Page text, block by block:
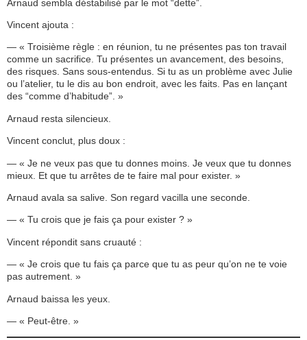
Arnaud sembla déstabilisé par le mot “dette”.
Vincent ajouta :
— « Troisième règle : en réunion, tu ne présentes pas ton travail
comme un sacrifice. Tu présentes un avancement, des besoins,
des risques. Sans sous-entendus. Si tu as un problème avec Julie
ou l’atelier, tu le dis au bon endroit, avec les faits. Pas en lançant
des “comme d’habitude”. »
Arnaud resta silencieux.
Vincent conclut, plus doux :
— « Je ne veux pas que tu donnes moins. Je veux que tu donnes
mieux. Et que tu arrêtes de te faire mal pour exister. »
Arnaud avala sa salive. Son regard vacilla une seconde.
— « Tu crois que je fais ça pour exister ? »
Vincent répondit sans cruauté :
— « Je crois que tu fais ça parce que tu as peur qu’on ne te voie
pas autrement. »
Arnaud baissa les yeux.
— « Peut-être. »